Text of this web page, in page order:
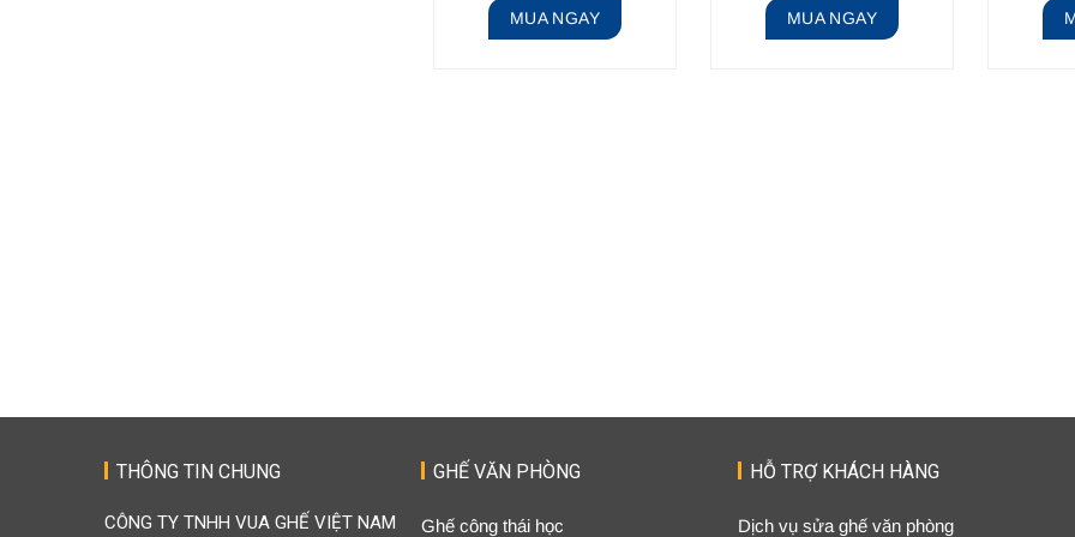
MUA NGAY MUA NGAY
THÔNG TIN CHUNG
CÔNG TY TNHH VUA GHẾ VIỆT NAM
GHẾ VĂN PHÒNG
Ghế công thái học
HỖ TRỢ KHÁCH HÀNG
Dịch vụ sửa ghế văn phòng